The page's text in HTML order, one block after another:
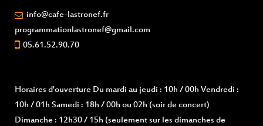
info@cafe-lastronef.fr
programmationlastronef@gmail.com
05.61.52.90.70
Horaires d'ouverture Du mardi au jeudi : 10h / 00h Vendredi :
10h / 01h Samedi : 18h / 00h ou 02h (soir de concert)
Dimanche : 12h30 / 15h (seulement sur les dimanches de